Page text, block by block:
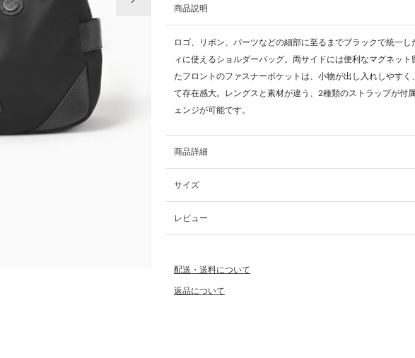
商品説明
ロゴ、リボン、パーツなどの細部に至るまでブラックで統一
ィに使えるショルダーバッグ。両サイドには便利なマグネッ
たフロントのファスナーポケットは、小物が出し入れしやす
て存在感大。レングスと素材が違う、2種類のストラップが付
ェンジが可能です。
商品詳細
サイズ
レビュー
配送・送料について
返品について